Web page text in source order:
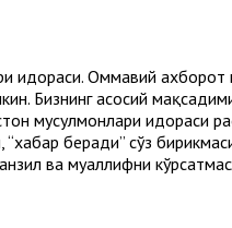
идораси. Оммавий ахборот
Бизнинг асосий
мусулмонлари идораси
“хабар беради” сўз
ва муаллифни